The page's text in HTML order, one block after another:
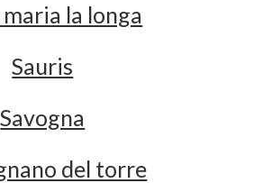
la longa
Sauris
Savogna
del torre